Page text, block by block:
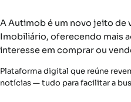
A Autimob é um novo jeito de
Imobiliário, oferecendo mais
interesse em comprar ou
Plataforma digital que reúne
notícias — tudo para facilitar a